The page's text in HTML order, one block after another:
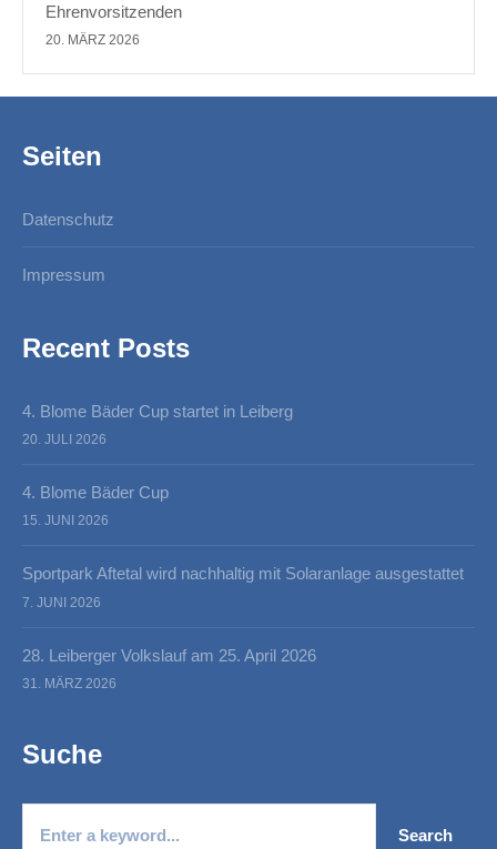
Ehrenvorsitzenden
20. MÄRZ 2026
Seiten
Datenschutz
Impressum
Recent Posts
4. Blome Bäder Cup startet in Leiberg
20. JULI 2026
4. Blome Bäder Cup
15. JUNI 2026
Sportpark Aftetal wird nachhaltig mit Solaranlage ausgestattet
7. JUNI 2026
28. Leiberger Volkslauf am 25. April 2026
31. MÄRZ 2026
Suche